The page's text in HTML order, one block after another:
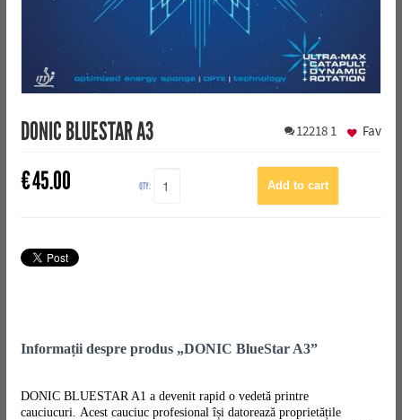
DONIC BLUESTAR A3 12218 1
€45.00 QTY:
Fav
Informații despre produs „DONIC BlueStar A3”
DONIC BLUESTAR A1 a devenit rapid o vedetă printre
cauciucuri. Acest cauciuc profesional își datorează proprietățile